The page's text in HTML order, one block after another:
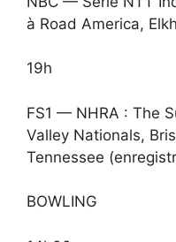
à Road America,
19h
FS1 — NHRA : The
Valley Nationals,
Tennessee
BOWLING